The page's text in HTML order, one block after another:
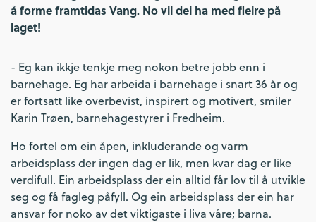
å forme framtidas Vang. No vil dei ha med fleire på
laget!
- Eg kan ikkje tenkje meg nokon betre jobb enn i
barnehage. Eg har arbeida i barnehage i snart 36 år og
er fortsatt like overbevist, inspirert og motivert, smiler
Karin Trøen, barnehagestyrer i Fredheim.
Ho fortel om ein åpen, inkluderande og varm
arbeidsplass der ingen dag er lik, men kvar dag er like
verdifull. Ein arbeidsplass der ein alltid får lov til å utvikle
seg og få fagleg påfyll. Og ein arbeidsplass der ein har
ansvar for noko av det viktigaste i liva våre; barna.